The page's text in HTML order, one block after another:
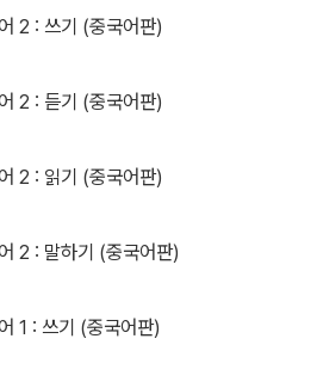
2 : 쓰기 (중국어판)
2 : 듣기 (중국어판)
2 : 읽기 (중국어판)
2 : 말하기 (중국어판)
1 : 쓰기 (중국어판)